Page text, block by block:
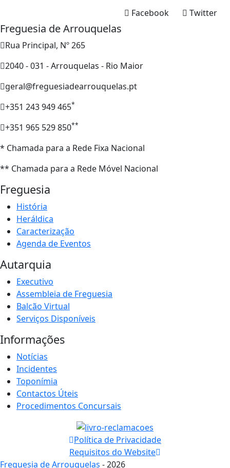
Twitter
Facebook
Freguesia de Arrouquelas
Rua Principal, Nº 265
2040 - 031 - Arrouquelas - Rio Maior
geral@freguesiadearrouquelas.pt
+351 243 949 465*
+351 965 529 850**
* Chamada para a Rede Fixa Nacional
** Chamada para a Rede Móvel Nacional
Freguesia
História
Heráldica
Caracterização
Agenda de Eventos
Autarquia
Executivo
Assembleia de Freguesia
Balcão Virtual
Serviços Disponíveis
Informações
Notícias
Incidentes
Toponímia
Contactos Úteis
Procedimentos Concursais
Política de Privacidade
Requisitos do Website
Freguesia de Arrouquelas - 2026